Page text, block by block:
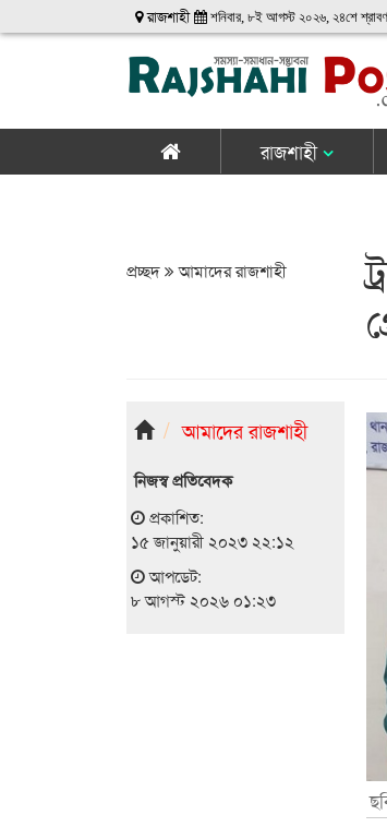
রাজশাহী শনিবার, ৮ই আগস্ট ২০২৬, ২৪শে
রাজশাহী
প্রচ্ছদ আমাদের রাজশাহী
আমাদের রাজশাহী
নিজস্ব প্রতিবেদক
প্রকাশিত:
১৫ জানুয়ারী ২০২৩ ২২:১২
আপডেট:
৮ আগস্ট ২০২৬ ০১:২৩